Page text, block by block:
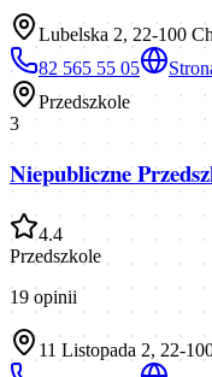
Lubelska 2, 22-100
82 565 55 05
Przedszkole
3
Niepubliczne
4.4
Przedszkole
19 opinii
11 Listopada 2, 22-